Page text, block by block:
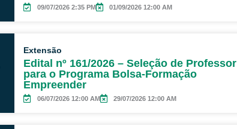
09/07/2026 2:35 PM 01/09/2026 12:00 AM
Extensão
Edital nº 161/2026 – Seleção de Professor
para o Programa Bolsa-Formação
Empreender
06/07/2026 12:00 AM 29/07/2026 12:00 AM